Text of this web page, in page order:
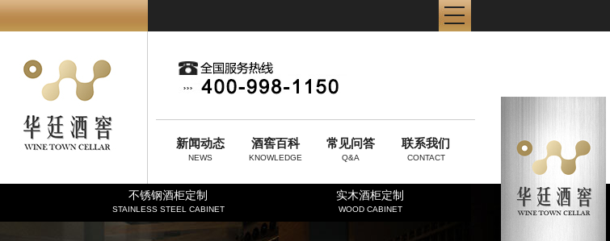
新闻动态
NEWS
酒窖百科
KNOWLEDGE
常见问答
Q&A
联系我们
CONTACT
不锈钢酒柜定制
STAINLESS STEEL CABINET
实木酒柜定制
WOOD CABINET